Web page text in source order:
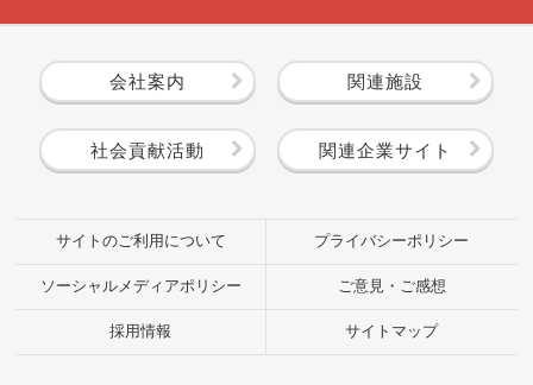
会社案内 関連施設
社会貢献活動 関連企業サイト
サイトのご利用について プライバシーポリシー
ソーシャルメディアポリシー ご意見・ご感想
採用情報 サイトマップ